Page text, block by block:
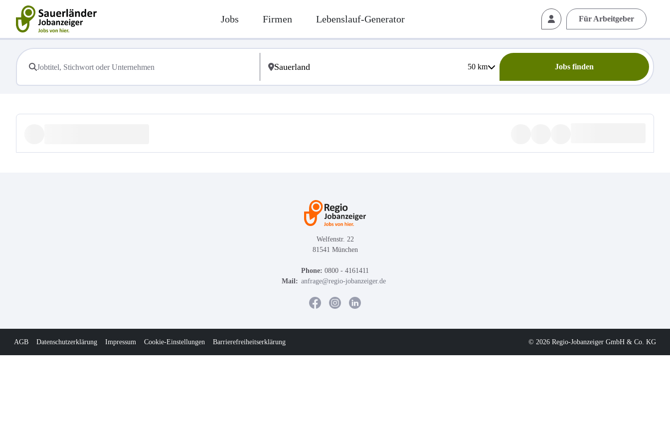
Jobs Firmen Lebenslauf-Generator Für Arbeitgeber
50km Jobs finden
Welfenstr. 22
81541 München
Phone: 0800 - 4161411
Mail: anfrage@regio-jobanzeiger.de
AGB Datenschutzerklärung Impressum Cookie-Einstellungen Barrierefreiheitserklärung © 2026 Regio-Jobanzeiger GmbH & Co. KG